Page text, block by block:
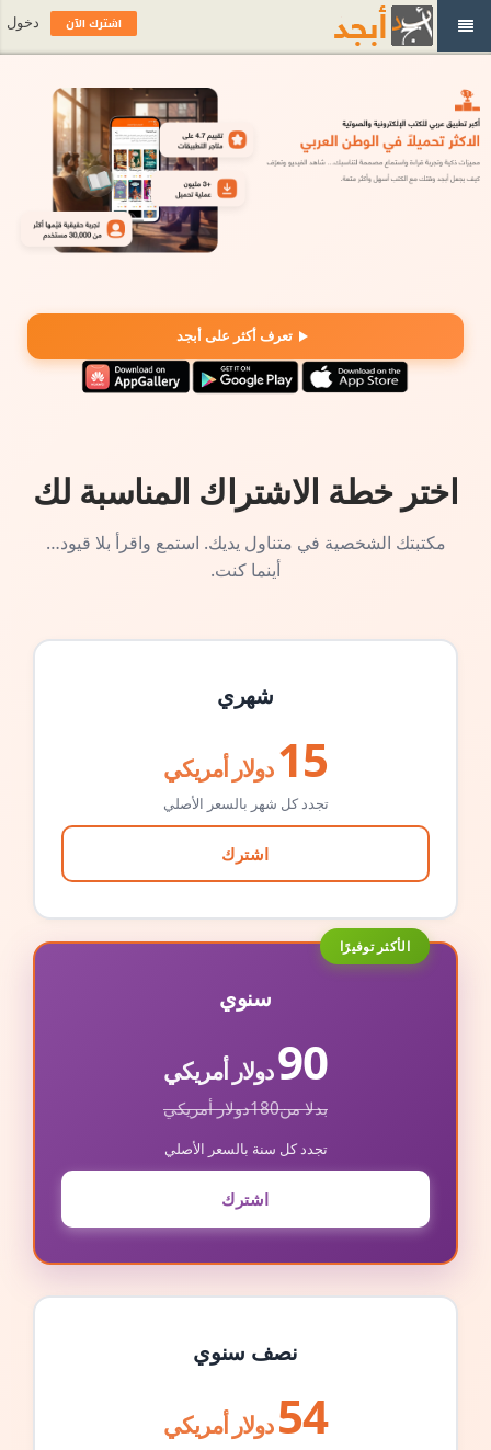
تعرف أكثر على أبجد
اختر خطة الاشتراك المناسبة لك
مكتبتك الشخصية في متناول يديك. استمع واقرأ بلا قيود…
أينما كنت.
شهري
15 دولار أمريكي
تجدد كل شهر بالسعر الأصلي
اشترك
الأكثر توفيرًا
سنوي
90دولار أمريكي
بدلا من180دولار أمريكي
تجدد كل سنة بالسعر الأصلي
اشترك
نصف سنوي
54 دولار أمريكي
اشترك الآن دخول